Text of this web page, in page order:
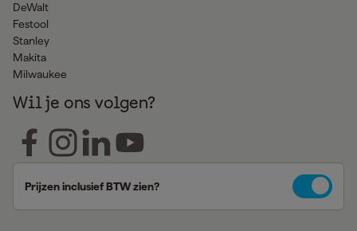
DeWalt
Festool
Stanley
Makita
Milwaukee
Wil je ons volgen?
Prijzen inclusief BTW zien?